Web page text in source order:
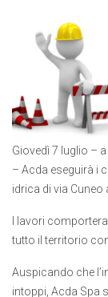
Giovedì 7 luglio –
– Acda eseguirà i
idrica di via Cuneo
I lavori
tutto il territorio
Auspicando che
intoppi, Acda Spa